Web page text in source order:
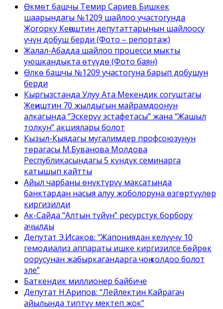
Өкмөт башчы Темир Сариев Бишкек
шаарындагы №1209 шайлоо участогунда
Жогорку Кеңештин депутаттарынын шайлоосу
үчүн добуш берди (Фото – репортаж)
Жалал-Абадда шайлоо процесси мыкты
уюшкандыкта өтүүдө (Фото баян)
Өлкө башчы №1209 участогуна барып добушун
берди
Кыргызстанда Улуу Ата Мекендик согуштагы
Жеңиштин 70 жылдыгын майрамдоонун
алкагында “Эскерүү эстафетасы” жана “Жашыл
толкун” акциялары болот
Кызыл-Кыядагы мугалимдер профсоюзунун
төрагасы М.Буванова Молдова
Республикасындагы 5 күндүк семинарга
катышып кайтты
Айыл чарбаны өнүктүрүү максатында
банктардан насыя алуу жоболоруна өзгөртүүлөр
киргизилди
Ак-Сайда “Алтын түйүн” ресурстук борбору
ачылды
Депутат Э.Исаков: “Жапониядан келүүчү 10
гемодиализ аппараты ишке киргизилсе бөйрөк
оорусунан жабыркагандарга чоң колдоо болот
эле”
Баткендик миллионер байбиче
Депутат Н.Арипов: “Лейлектин Кайрагач
айылында типтүү мектеп жок”